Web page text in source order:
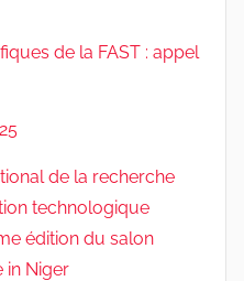
de la FAST : appel
de la recherche
technologique
édition du salon
in Niger